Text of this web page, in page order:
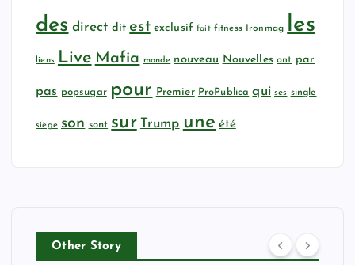
des direct dit est exclusif fait fitness Ironmag les
liens Live Mafia monde nouveau Nouvelles ont par
pas popsugar pour Premier ProPublica qui ses single
siège son sont sur Trump une été
Other Story